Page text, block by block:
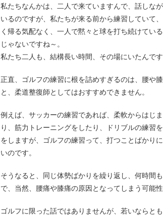
私たちなんかは、二人で来ていますんで、話しな
いるのですが、私たちが来る前から練習していて
く帰る気配なく、一人で黙々と球を打ち続けてい
じゃないですね～。
私たち二人も、結構長い時間、その場にいたんです
正直、ゴルフの練習に根を詰めすぎるのは、腰や
と、柔道整復師としてはおすすめできません。
例えば、サッカーの練習であれば、柔軟からはじ
り、筋力トレーニングをしたり、ドリブルの練習
をしますが、ゴルフの練習って、打つことばかり
いのです。
そうなると、同じ体勢ばかりを繰り返し、何時間
で、当然、腰痛や膝痛の原因となってしまう可能性
ゴルフに限った話ではありませんが、若いならと